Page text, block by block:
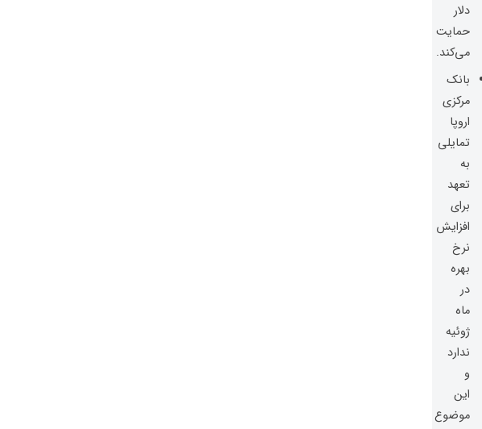
دلار
حمایت
می‌کند.
بانک
مرکزی
اروپا
تمایلی
به
تعهد
برای
افزایش
نرخ
بهره
در
ماه
ژوئیه
ندارد
و
این
موضوع